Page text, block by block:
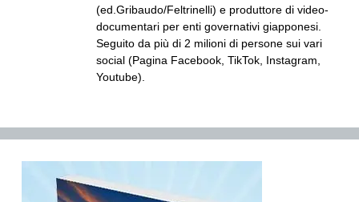
(ed.Gribaudo/Feltrinelli) e produttore di video-
documentari per enti governativi giapponesi.
Seguito da più di 2 milioni di persone sui vari
social (Pagina Facebook, TikTok, Instagram,
Youtube).